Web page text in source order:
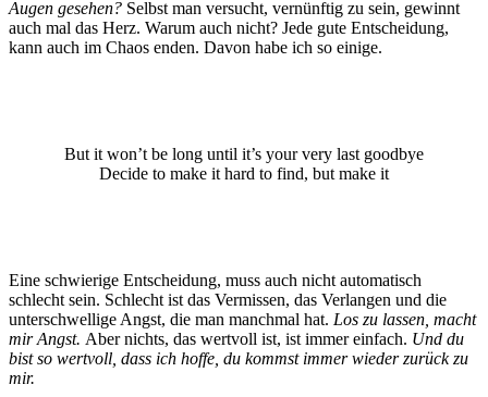
Augen gesehen? Selbst man versucht, vernünftig zu sein, gewinnt
auch mal das Herz. Warum auch nicht? Jede gute Entscheidung,
kann auch im Chaos enden. Davon habe ich so einige.
But it won’t be long until it’s your very last goodbye
Decide to make it hard to find, but make it
Eine schwierige Entscheidung, muss auch nicht automatisch
schlecht sein. Schlecht ist das Vermissen, das Verlangen und die
unterschwellige Angst, die man manchmal hat. Los zu lassen, macht
mir Angst. Aber nichts, das wertvoll ist, ist immer einfach. Und du
bist so wertvoll, dass ich hoffe, du kommst immer wieder zurück zu
mir.